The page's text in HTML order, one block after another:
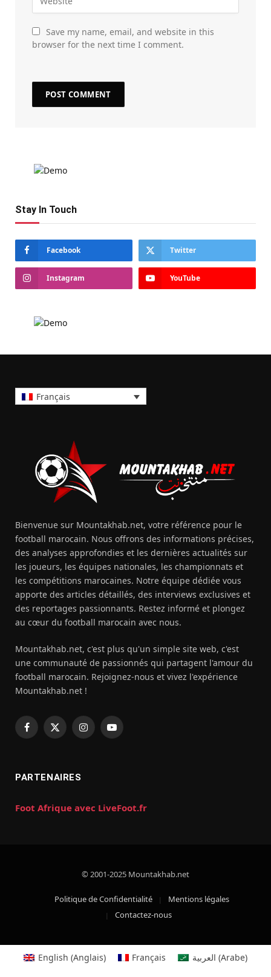
Save my name, email, and website in this
browser for the next time I comment.
Stay In Touch
Facebook Twitter
Instagram YouTube
Français
Bienvenue sur Mountakhab.net, votre référence pour le
football marocain. Nous offrons des informations précises,
des analyses approfondies et les dernières actualités sur
les joueurs, les équipes nationales, les championnats et
les compétitions marocaines. Notre équipe dédiée vous
apporte des articles détaillés, des interviews exclusives et
des reportages passionnants. Restez informé et plongez
au cœur du football marocain avec nous.
Mountakhab.net, c'est plus qu'un simple site web, c'est
une communauté de passionnés qui partagent l'amour du
football marocain. Rejoignez-nous et vivez l'expérience
Mountakhab.net !
Facebook
X
InstagramYouTube
PARTENAIRES
Foot Afrique avec LiveFoot.fr
© 2001-2025 Mountakhab.net
Politique de Confidentialité
Mentions légales
Contactez-nous
English (Anglais) Français العربية (Arabe)